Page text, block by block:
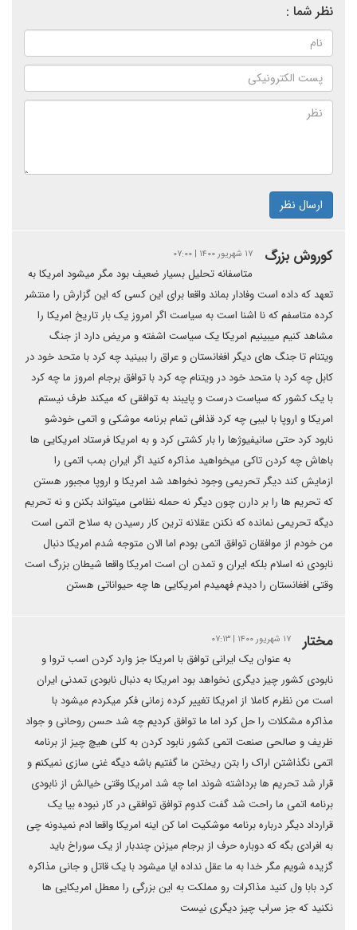
نظر شما :
ارسال نظر
کوروش بزرگ ۱۷ شهریور ۱۴۰۰ | ۰۷:۰۰
متاسفانه تحلیل بسیار ضعیف بود مگر میشود امریکا به
تعهد که داده است وفادار بماند واقعا برای این کسی که این گزارش را منتشر
کرده متاسفم که نا اشنا است به سیاست اگر امروز یک بار تاریخ امریکا را
مشاهد کنیم میبینیم امریکا یک سیاست اشفته و مریض دارد از جنگ
ویتنام تا جنگ های دیگر افغانستان و عراق را ببینید چه کرد با متحد خود در
کابل چه کرد با متحد خود در ویتنام چه کرد با توافق برجام امروز ما چه کرد
با یک کشور که سیاست درست و پایبند به توافقی که میکند طرف نیستم
امریکا و اروپا با لیبی چه کرد قذافی تمام برنامه موشکی و اتمی خودشو
نابود کرد حتی سانیفیوژها را بار کشتی کرد و به امریکا فرستاد امریکایی ها
باهاش چه کردن تاکی میخواهید مذاکره کنید اگر ایران بمب اتمی را
ازمایش کند دیگر تحریمی وجود نخواهد شد امریکا و اروپا مجبور هستن
که تحریم ها را بر دارن چون دیگر نه حمله نظامی میتواند بکنن و نه تحریم
دیگه تحریمی نمانده که نکنن عقلانه ترین کار رسیدن به سلاح اتمی است
من خودم از موافقان توافق اتمی بودم اما الان متوجه شدم امریکا دنبال
نابودی نه اسلام بلکه ایران و تمدن ان است امریکا واقعا شیطان بزرگ است
وقتی افغانستان را دیدم فهمیدم امریکایی ها چه حیواناتی هستن
مختار ۱۷ شهریور ۱۴۰۰ | ۰۷:۱۳
به عنوان یک ایرانی توافق با امریکا جز وارد کردن اسب تروا و
نابودی کشور چیز دیگری نخواهد بود امریکا به دنبال نابودی تمدنی ایران
است من نظرم کاملا از امریکا تغییر کرده زمانی فکر میکردم میشود با
مذاکره مشکلات را حل کرد اما ما توافق کردیم چه شد حسن روحانی و جواد
ظریف و صالحی صنعت اتمی کشور نابود کردن به کلی هیچ چیز از برنامه
اتمی نگذاشتن اراک را بتن ریختن ما گفتیم باشه دیگه غنی سازی نمیکنم و
قرار شد تحریم ها برداشته شوند اما چه شد امریکا وقتی خیالش از نابودی
برنامه اتمی ما راحت شد گفت کدوم توافق توافقی در کار نبوده بیا یک
قرارداد دیگر درباره برنامه موشکیت اما کن اینه امریکا واقعا ادم نمیدونه چی
به افرادی بگه که دوباره حرف از برجام میزنن چندبار از یک سوراخ باید
گزیده شویم مگر خدا به ما عقل نداده ایا میشود با یک قاتل و جانی مذاکره
کرد بابا ول کنید مذاکرات رو مملکت به این بزرگی را معطل امریکایی ها
نکنید که جز سراب چیز دیگری نیست